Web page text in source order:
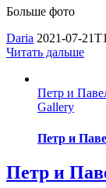
Больше фото
Daria 2021-07-
Читать дальше
Петр и
Gallery
Петр и
Петр и